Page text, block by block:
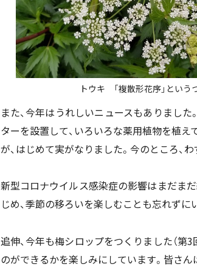
トウキ 「複散形花序」という
また、今年はうれしいニュースもありまし
ターを設置して、いろいろな薬用植物を植
が、はじめて実がなりました。今のところ、
新型コロナウイルス感染症の影響はまだま
じめ、季節の移ろいを楽しむことも忘れずに
追伸、今年も梅シロップをつくりました（第
のができるかを楽しみにしています。皆さん